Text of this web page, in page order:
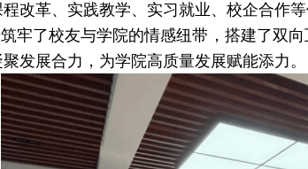
改革、实践教学、实习就业、校企合作
牢了校友与学院的情感纽带，搭建了双
发展合力，为学院高质量发展赋能添力。